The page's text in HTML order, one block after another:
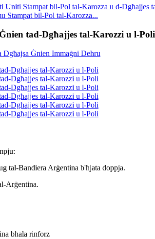
Stampat bil-Pol tal-Karozza...
tad-Dgħajjes tal-Karozzi u l-Poli
tal-Bandiera Arġentina b'ħjata doppja.
Arġentina.
bħala rinforz